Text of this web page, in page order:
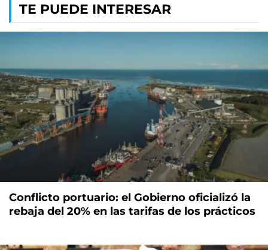
TE PUEDE INTERESAR
Conflicto portuario: el Gobierno oficializó la
rebaja del 20% en las tarifas de los prácticos